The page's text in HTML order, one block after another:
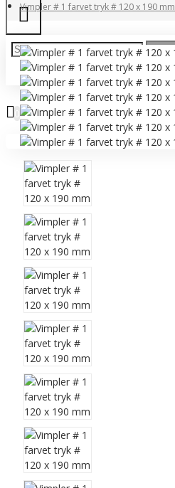
0 vare(r) - 0,00 DKK
Ingen produkter
Vimpler # 1 farvet tryk # 120 x 190 mm